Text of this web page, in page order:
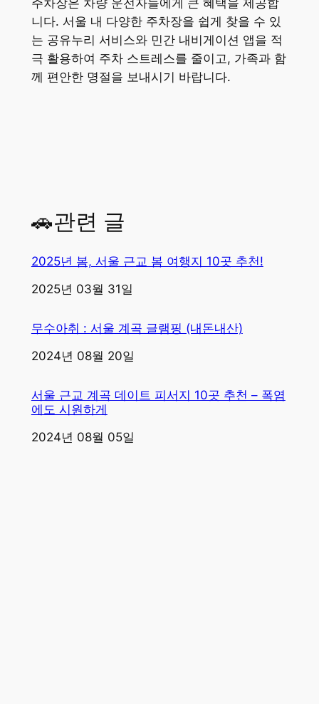
주차장은 차량 운전자들에게 큰 혜택을 제공합
니다. 서울 내 다양한 주차장을 쉽게 찾을 수 있
는 공유누리 서비스와 민간 내비게이션 앱을 적
극 활용하여 주차 스트레스를 줄이고, 가족과 함
께 편안한 명절을 보내시기 바랍니다.
🚗관련 글
2025년 봄, 서울 근교 봄 여행지 10곳 추천!
일자
2025년 03월 31일
무수아취 : 서울 계곡 글램핑 (내돈내산)
일자
2024년 08월 20일
서울 근교 계곡 데이트 피서지 10곳 추천 – 폭염
에도 시원하게
일자
2024년 08월 05일